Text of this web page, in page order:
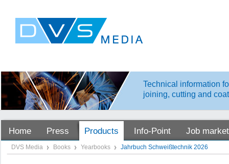
Technical information
joining, cutting and
Home Press Products Info-Point Job market
DVS Media Books Yearbooks Jahrbuch Schweißtechnik 2026